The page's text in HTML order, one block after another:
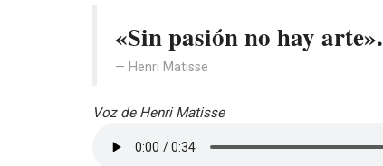
«Sin pasión no hay arte».
Henri Matisse
Voz de Henri Matisse